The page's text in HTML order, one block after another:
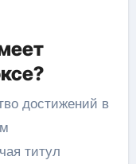
достижений в
титул